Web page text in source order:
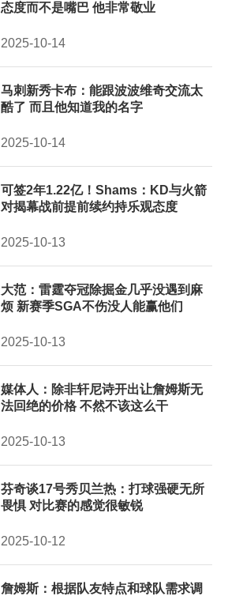
态度而不是嘴巴 他非常敬业
2025-10-14
马刺新秀卡布：能跟波波维奇交流太
酷了 而且他知道我的名字
2025-10-14
可签2年1.22亿！Shams：KD与火箭
对揭幕战前提前续约持乐观态度
2025-10-13
大范：雷霆夺冠除掘金几乎没遇到麻
烦 新赛季SGA不伤没人能赢他们
2025-10-13
媒体人：除非轩尼诗开出让詹姆斯无
法回绝的价格 不然不该这么干
2025-10-13
芬奇谈17号秀贝兰热：打球强硬无所
畏惧 对比赛的感觉很敏锐
2025-10-12
詹姆斯：根据队友特点和球队需求调